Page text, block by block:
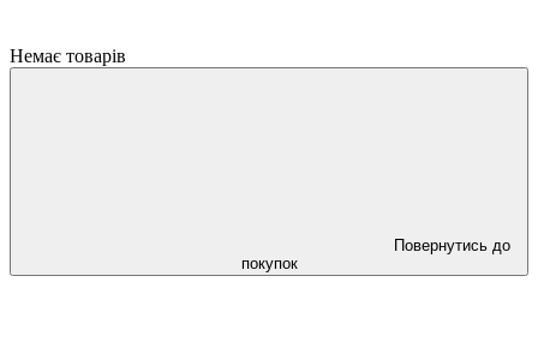
Немає товарів
Повернутись до
покупок